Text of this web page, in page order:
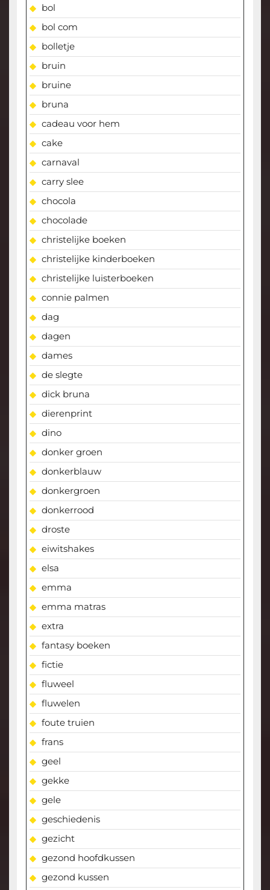
bol
bol com
bolletje
bruin
bruine
bruna
cadeau voor hem
cake
carnaval
carry slee
chocola
chocolade
christelijke boeken
christelijke kinderboeken
christelijke luisterboeken
connie palmen
dag
dagen
dames
de slegte
dick bruna
dierenprint
dino
donker groen
donkerblauw
donkergroen
donkerrood
droste
eiwitshakes
elsa
emma
emma matras
extra
fantasy boeken
fictie
fluweel
fluwelen
foute truien
frans
geel
gekke
gele
geschiedenis
gezicht
gezond hoofdkussen
gezond kussen